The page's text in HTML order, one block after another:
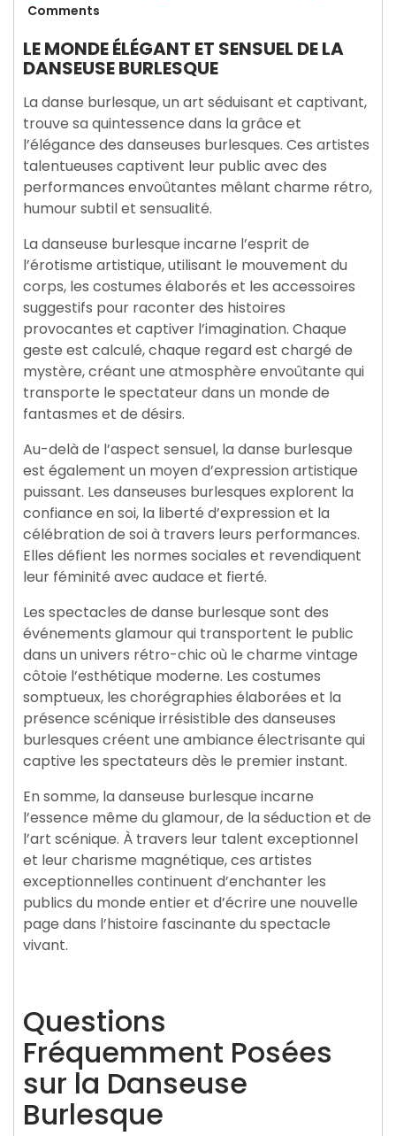
Comments
LE MONDE ÉLÉGANT ET SENSUEL DE LA
DANSEUSE BURLESQUE
La danse burlesque, un art séduisant et captivant,
trouve sa quintessence dans la grâce et
l’élégance des danseuses burlesques. Ces artistes
talentueuses captivent leur public avec des
performances envoûtantes mêlant charme rétro,
humour subtil et sensualité.
La danseuse burlesque incarne l’esprit de
l’érotisme artistique, utilisant le mouvement du
corps, les costumes élaborés et les accessoires
suggestifs pour raconter des histoires
provocantes et captiver l’imagination. Chaque
geste est calculé, chaque regard est chargé de
mystère, créant une atmosphère envoûtante qui
transporte le spectateur dans un monde de
fantasmes et de désirs.
Au-delà de l’aspect sensuel, la danse burlesque
est également un moyen d’expression artistique
puissant. Les danseuses burlesques explorent la
confiance en soi, la liberté d’expression et la
célébration de soi à travers leurs performances.
Elles défient les normes sociales et revendiquent
leur féminité avec audace et fierté.
Les spectacles de danse burlesque sont des
événements glamour qui transportent le public
dans un univers rétro-chic où le charme vintage
côtoie l’esthétique moderne. Les costumes
somptueux, les chorégraphies élaborées et la
présence scénique irrésistible des danseuses
burlesques créent une ambiance électrisante qui
captive les spectateurs dès le premier instant.
En somme, la danseuse burlesque incarne
l’essence même du glamour, de la séduction et de
l’art scénique. À travers leur talent exceptionnel
et leur charisme magnétique, ces artistes
exceptionnelles continuent d’enchanter les
publics du monde entier et d’écrire une nouvelle
page dans l’histoire fascinante du spectacle
vivant.
Questions
Fréquemment Posées
sur la Danseuse
Burlesque